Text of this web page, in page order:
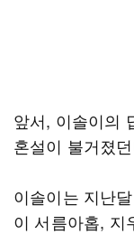
앞서, 이솔이의
혼설이 불거졌
이솔이는 지난
이 서름아홉, 지